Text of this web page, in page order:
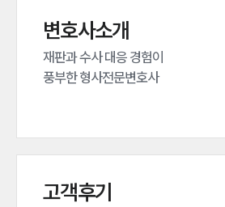
변호사소개
재판과 수사 대응 경험이
풍부한 형사전문변호사
고객후기